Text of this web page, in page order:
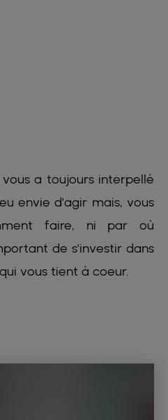
a toujours interpellé
envie d'agir mais, vous
faire, ni par où
de s'investir dans
vous tient à coeur.